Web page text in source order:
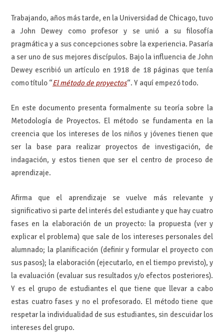
Trabajando, años más tarde, en la Universidad de Chicago, tuvo
a John Dewey como profesor y se unió a su filosofía
pragmática y a sus concepciones sobre la experiencia. Pasaría
a ser uno de sus mejores discípulos. Bajo la influencia de John
Dewey escribió un artículo en 1918 de 18 páginas que tenía
como título “El método de proyectos“. Y aquí empezó todo.
En este documento presenta formalmente su teoría sobre la
Metodología de Proyectos. El método se fundamenta en la
creencia que los intereses de los niños y jóvenes tienen que
ser la base para realizar proyectos de investigación, de
indagación, y estos tienen que ser el centro de proceso de
aprendizaje.
Afirma que el aprendizaje se vuelve más relevante y
significativo si parte del interés del estudiante y que hay cuatro
fases en la elaboración de un proyecto: la propuesta (ver y
explicar el problema) que sale de los intereses personales del
alumnado; la planificación (definir y formular el proyecto con
sus pasos); la elaboración (ejecutarlo, en el tiempo previsto), y
la evaluación (evaluar sus resultados y/o efectos posteriores).
Y es el grupo de estudiantes el que tiene que llevar a cabo
estas cuatro fases y no el profesorado. El método tiene que
respetar la individualidad de sus estudiantes, sin descuidar los
intereses del grupo.